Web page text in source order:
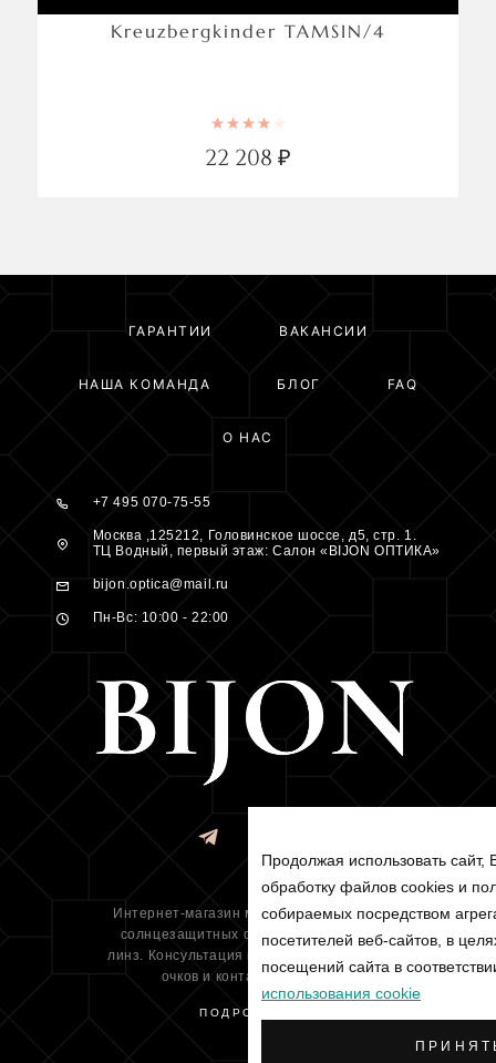
Kreuzbergkinder TAMSIN/4
22 208 ₽
ГАРАНТИИ ВАКАНСИИ
НАША КОМАНДА БЛОГ FAQ
О НАС
+7 495 070-75-55
Москва ,125212, Головинское шоссе, д5, стр. 1.
ТЦ Водный, первый этаж: Салон «BIJON ОПТИКА»
bijon.optica@mail.ru
Пн-Вс: 10:00 - 22:00
Интернет-магазин медицинских оправ,
солнцезащитных очков и контакнтых
линз. Консультация и подбор всех видов
очков и контактных линз.
ПОДРОБНЕЕ
Продолжая использовать сайт,
обработку файлов cookies и
собираемых посредством
посетителей веб-сайтов, в
посещений сайта в
использования cookie